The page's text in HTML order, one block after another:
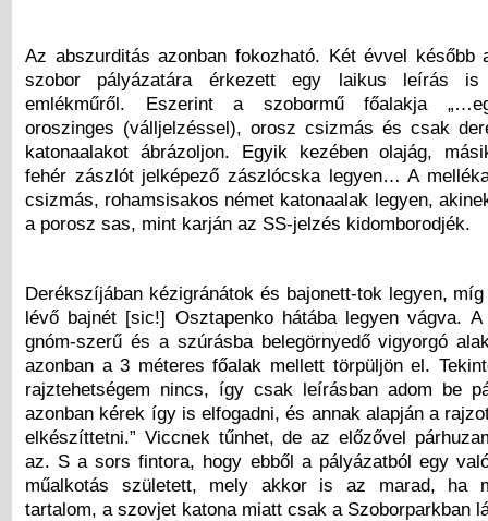
Az abszurditás azonban fokozható. Két évvel később
szobor pályázatára érkezett egy laikus leírás is
emlékműről. Eszerint a szobormű főalakja
oroszinges (válljelzéssel), orosz csizmás és csak
katonaalakot ábrázoljon. Egyik kezében olajág,
fehér zászlót jelképező zászlócska legyen… A
csizmás, rohamsisakos német katonaalak legyen,
a porosz sas, mint karján az SS-jelzés kidomborodjék.
Derékszíjában kézigránátok és bajonett-tok legyen,
lévő bajnét [sic!] Osztapenko hátába legyen vágva.
gnóm-szerű és a szúrásba belegörnyedő vigyorgó
azonban a 3 méteres főalak mellett törpüljön el.
rajztehetségem nincs, így csak leírásban adom be
azonban kérek így is elfogadni, és annak alapján a
elkészíttetni.” Viccnek tűnhet, de az előzővel
az. S a sors fintora, hogy ebből a pályázatból egy
műalkotás született, mely akkor is az marad, ha
tartalom, a szovjet katona miatt csak a Szoborparkban